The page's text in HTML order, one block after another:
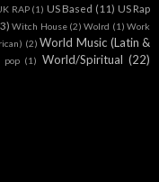
RAP (1) US Based (11) US Rap
Witch House (2) Wolrd (1) Work
(2) World Music (Latin &
pop (1) World/Spiritual (22)